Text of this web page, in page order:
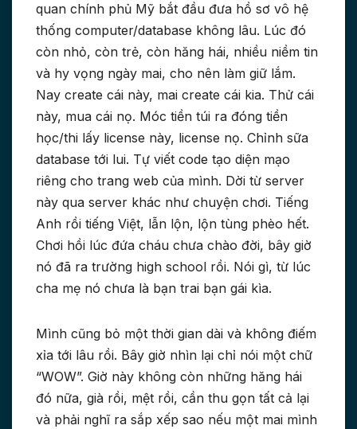
quan chính phủ Mỹ bắt đầu đưa hồ sơ vô hệ
thống computer/database không lâu. Lúc đó
còn nhỏ, còn trẻ, còn hăng hái, nhiều niềm tin
và hy vọng ngày mai, cho nên làm giữ lắm.
Nay create cái này, mai create cái kia. Thử cái
này, mua cái nọ. Móc tiền túi ra đóng tiền
học/thi lấy license này, license nọ. Chỉnh sữa
database tới lui. Tự viết code tạo diện mạo
riêng cho trang web của mình. Dời từ server
này qua server khác như chuyện chơi. Tiếng
Anh rồi tiếng Việt, lẫn lộn, lộn tùng phèo hết.
Chơi hồi lúc đứa cháu chưa chào đời, bây giờ
nó đã ra trường high school rồi. Nói gì, từ lúc
cha mẹ nó chưa là bạn trai bạn gái kìa.
Mình cũng bỏ một thời gian dài và không điếm
xỉa tới lâu rồi. Bây giờ nhìn lại chỉ nói một chữ
“WOW”. Giờ này không còn những hăng hái
đó nữa, già rồi, mệt rồi, cần thu gọn tất cả lại
và phải nghĩ ra sắp xếp sao nếu một mai mình